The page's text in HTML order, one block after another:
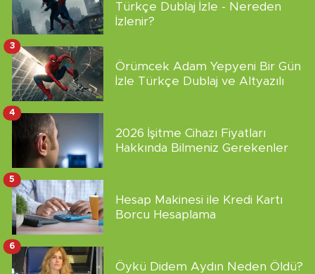
Türkçe Dublaj İzle - Nereden
İzlenir?
Örümcek Adam Yepyeni Bir Gün
İzle Türkçe Dublaj ve Altyazılı
3
2026 İşitme Cihazı Fiyatları
Hakkında Bilmeniz Gerekenler
4
Hesap Makinesi ile Kredi Kartı
Borcu Hesaplama
5
Öykü Didem Aydın Neden Öldü?
6